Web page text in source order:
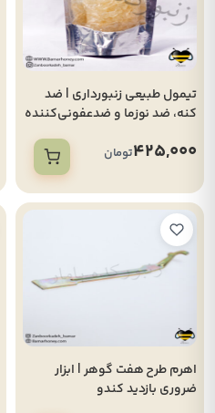
تیمول طبیعی زنبورداری | ضد
کنه، ضد نوزما و ضدعفونی‌کننده
425,000تومان
اهرم طرح هفت گوهر | ابزار
ضروری بازدید کندو